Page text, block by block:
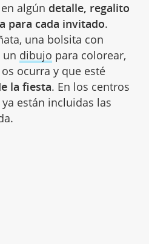
algún detalle, regalito
para cada invitado.
una bolsita con
un dibujo para colorear,
ocurra y que esté
la fiesta. En los centros
están incluidas las